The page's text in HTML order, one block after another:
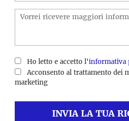
Ho letto e accetto l'informativa
Acconsento al trattamento dei
marketing
INVIA LA TUA